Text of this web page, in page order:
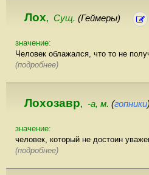
Лох, Сущ. (Геймеры)
значение:
Человек облажался, что то не
(подробнее)
Лохозавр, -а, м. (гопники)
значение:
человек, который не достоин
(подробнее)